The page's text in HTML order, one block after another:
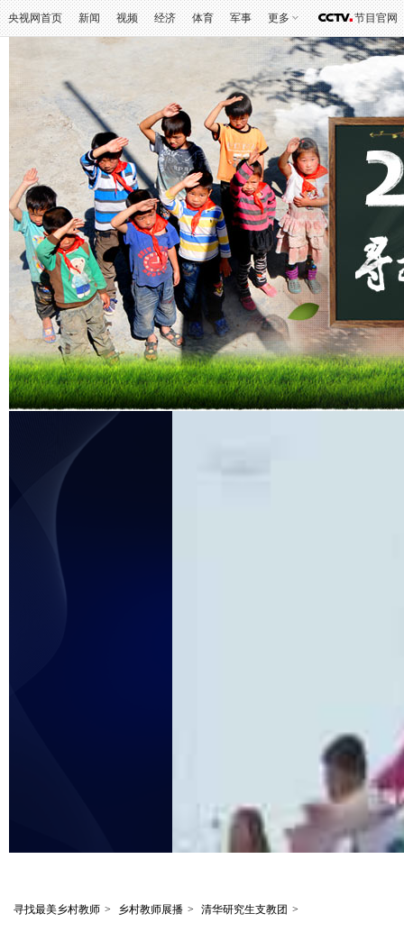
央视网首页 新闻 视频 经济 体育 军事 更多 节目官网
寻找最美乡村教师 > 乡村教师展播 > 清华研究生支教团 >